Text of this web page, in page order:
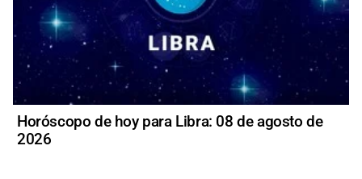
Horóscopo de hoy para Libra: 08 de agosto de
2026